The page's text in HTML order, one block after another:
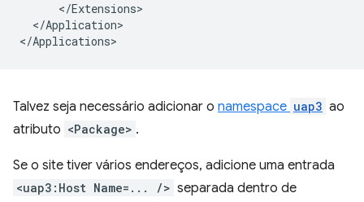
</Application>
Talvez seja necessário adicionar o namespace uap3 ao
atributo <Package> .
Se o site tiver vários endereços, adicione uma entrada
<uap3:Host Name=... /> separada dentro de